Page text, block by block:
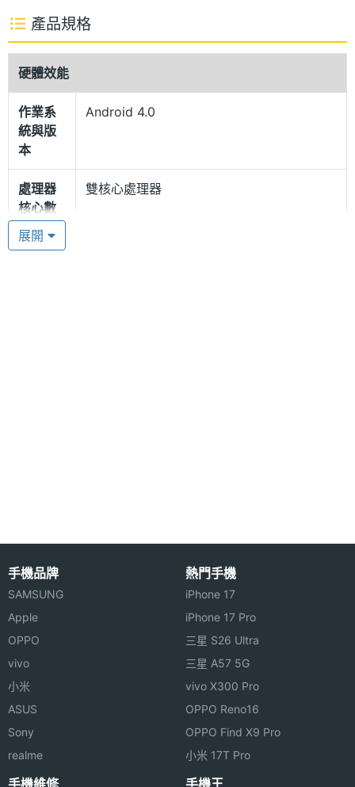
強悍的性能結合
QIHU360 AK47 採用 Android 4.0 Ice Cream
Sandwich + 360 桌面作業系統，內建 TI OMAP
4460, 1.2GHz 雙核心處理器及 SGX 540 GPU，加上
1GB RAM / 4GB ROM 記憶體組合。擁有快速無比的
執行能力，其強悍的性能表現，無論是運算速度還是
3D 圖形處理，都能帶給用戶更流暢、更完美的操作體
驗。
QIHU360 AK47 功能特色
◎ 4.5 吋 IPS 視網膜觸控螢幕、1,280 x 720pixels 螢
幕解析度
◎ 採用 Android 4.0 Ice Cream Sandwich + 360 桌
面作業系統
◎ 內建 TI OMAP 4460, 1.2GHz 雙核心處理器、SGX
540 GPU
◎ 500 萬畫素相機、200 萬畫素視訊鏡頭
產品規格
硬體效能
作業系
統與版
本
Android 4.0
處理器
核心數
雙核心處理器
RAM記
主螢幕
解析度
材質
展開
手機品牌
SAMSUNG
Apple
OPPO
vivo
小米
ASUS
Sony
realme
熱門手機
iPhone 17
iPhone 17 Pro
三星 S26 Ultra
三星 A57 5G
vivo X300 Pro
OPPO Reno16
OPPO Find X9 Pro
小米 17T Pro